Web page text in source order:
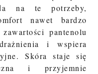
na te potrzeby,
nawet bardzo
pantenolu
i wspiera
Skóra staje się
i przyjemnie